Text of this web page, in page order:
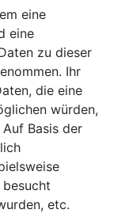
eine
eine
zu dieser
Ihr
die eine
würden,
Basis der
etc.